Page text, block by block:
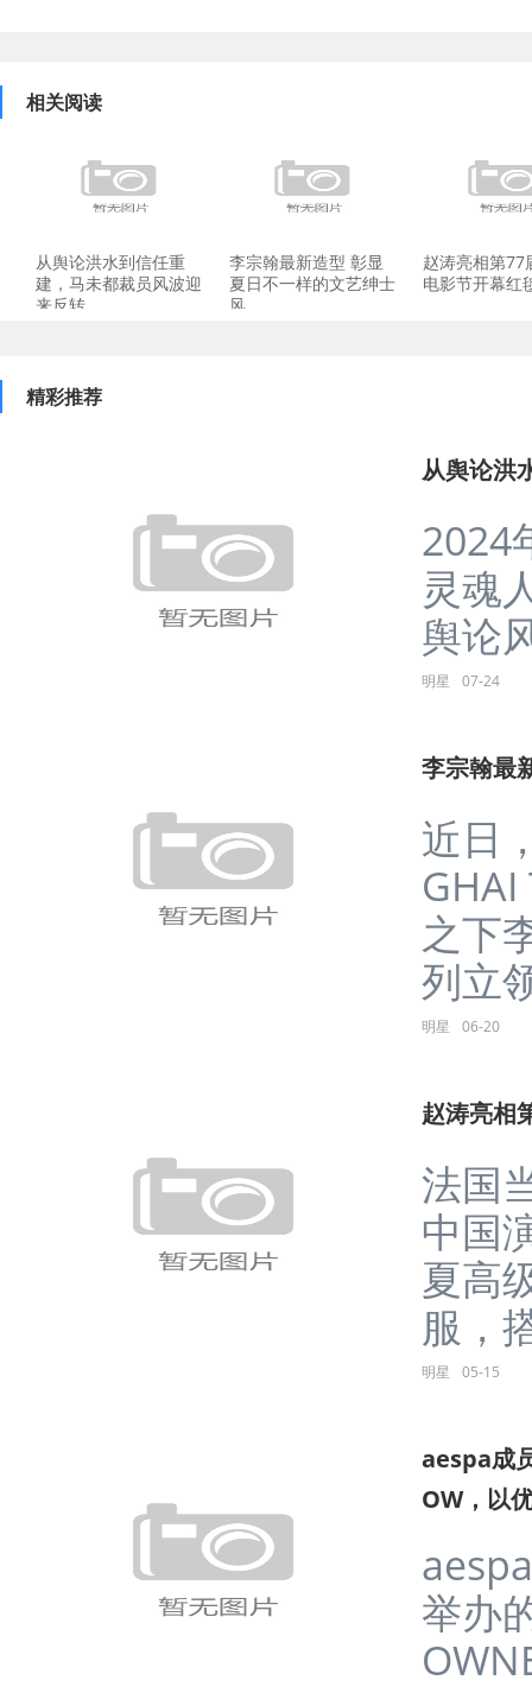
相关阅读
从舆论洪水到信任重
建，马未都裁员风波迎
来反转
李宗翰最新造型 彰显
夏日不一样的文艺绅士
风
赵涛亮相第77
电影节开幕红
精彩推荐
从舆论洪
2024
灵魂
舆论
明星 07-24
李宗翰最
近日
之下
列立
明星 06-20
赵涛亮相
法国
中国
夏高
服，
明星 05-15
aespa成
OW，以
举办